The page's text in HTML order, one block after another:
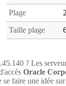
Plage
Taille plage
? Les
Oracle
se faire une idée